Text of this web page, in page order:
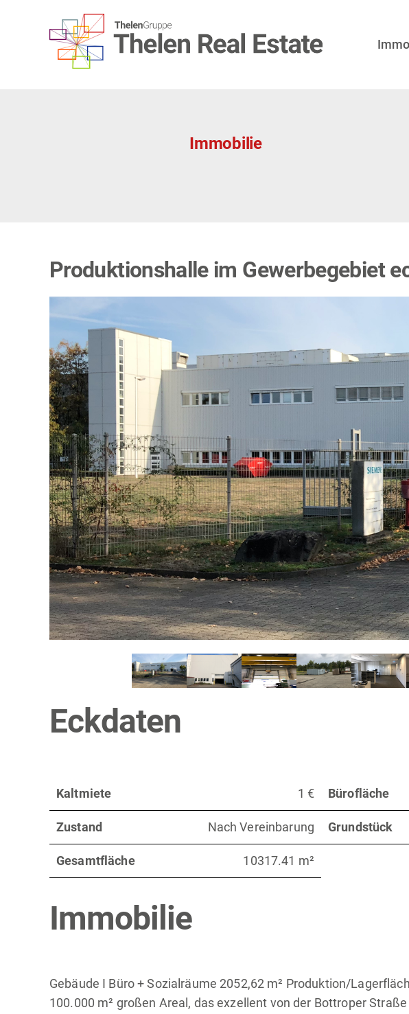
Immobilie
Produktionshalle im Gewerbegebiet
Eckdaten
Kaltmiete 1 € Bürofläche
Zustand Nach Vereinbarung Grundstück
Gesamtfläche 10317.41 m²
Immobilie
Gebäude I Büro + Sozialräume 2052,62 m² Produktion/
100.000 m² großen Areal, das exzellent von der Bottroper